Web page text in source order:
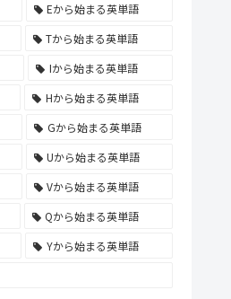
Eから始まる英単語
Tから始まる英単語
Iから始まる英単語
Hから始まる英単語
Gから始まる英単語
Uから始まる英単語
Vから始まる英単語
Qから始まる英単語
Yから始まる英単語